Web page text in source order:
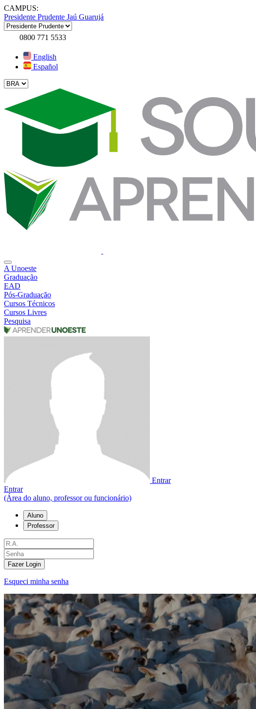
CAMPUS:
Presidente Prudente Jaú Guarujá
0800 771 5533
English
Español
A Unoeste
Graduação
EAD
Pós-Graduação
Cursos Técnicos
Cursos Livres
Pesquisa
Entrar
Entrar
(Área do aluno, professor ou funcionário)
Aluno
Professor
Fazer Login
Esqueci minha senha